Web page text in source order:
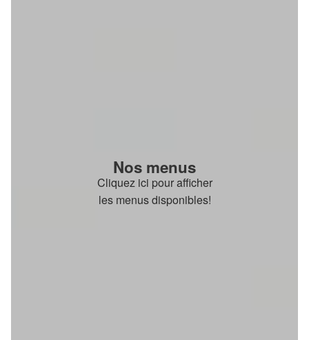
Nos menus
Cliquez ici pour afficher
les menus disponibles!